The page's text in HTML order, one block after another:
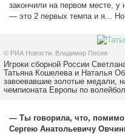
закончили на первом месте, у
— это 2 первых темпа и я...
© РИА Новости. Владимир Песня
Игроки сборной России
Татьяна Кошелева и Наталья
завоевавшие золотые медали,
чемпионата Европы по
— Ты говорила, что, помимо
Сергею Анатольевичу